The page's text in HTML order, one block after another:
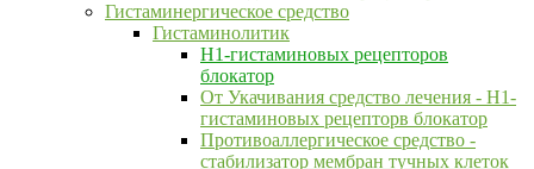
Гистаминергическое средство
Гистаминолитик
H1-гистаминовых рецепторов
блокатор
От Укачивания средство лечения - Н1-
гистаминовых рецепторв блокатор
Противоаллергическое средство -
стабилизатор мембран тучных клеток